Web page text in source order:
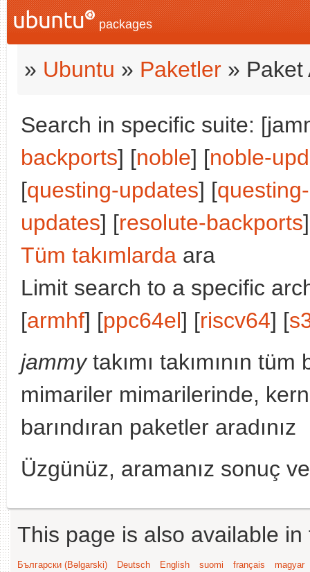
packages
» Ubuntu » Paketler » Paket
Search in specific suite:
backports] [noble] [noble-
[questing-updates] [
updates] [resolute-backports
Tüm takımlarda ara
Limit search to a specific
[armhf] [ppc64el] [riscv64] [
jammytakımı takımının
mimariler mimarilerinde,
barındıran paketler aradınız
Üzgünüz, aramanız sonuç
This page is also available
Български (Bəlgarski) Deutsch English suomi français
magyar